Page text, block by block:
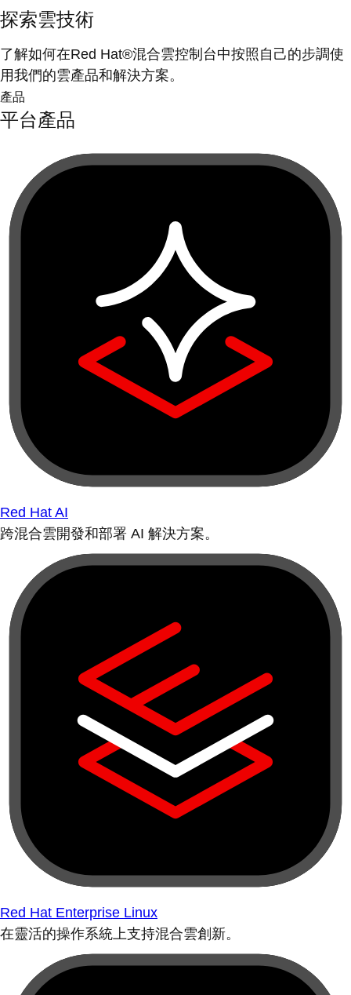
探索雲技術
了解如何在Red Hat®混合雲控制台中按照自己的步調使
用我們的雲產品和解決方案。
產品
平台產品
Red Hat AI
跨混合雲開發和部署 AI 解決方案。
Red Hat Enterprise Linux
在靈活的操作系統上支持混合雲創新。